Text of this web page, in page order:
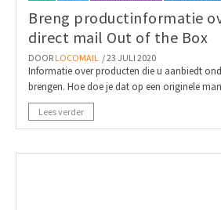
Breng productinformatie
direct mail Out of the Box
DOOR LOCOMAIL / 23 JULI 2020
Informatie over producten die u aanbiedt
brengen. Hoe doe je dat op een originele
Lees verder